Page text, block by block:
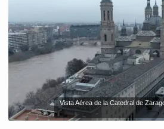
Vista Aérea de la Catedral de